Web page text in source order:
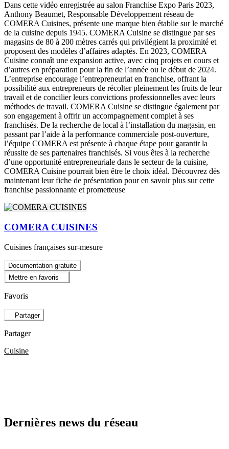
Dans cette vidéo enregistrée au salon Franchise Expo Paris 2023,
Anthony Beaumet, Responsable Développement réseau de
COMERA Cuisines, présente une marque bien établie sur le marché
de la cuisine depuis 1945. COMERA Cuisine se distingue par ses
magasins de 80 à 200 mètres carrés qui privilégient la proximité et
proposent des modèles d’affaires adaptés. En 2023, COMERA
Cuisine connaît une expansion active, avec cinq projets en cours et
d’autres en préparation pour la fin de l’année ou le début de 2024.
L’entreprise encourage l’entrepreneuriat en franchise, offrant la
possibilité aux entrepreneurs de récolter pleinement les fruits de leur
travail et de concilier leurs convictions professionnelles avec leurs
méthodes de travail. COMERA Cuisine se distingue également par
son engagement à offrir un accompagnement complet à ses
franchisés. De la recherche de local à l’installation du magasin, en
passant par l’aide à la performance commerciale post-ouverture,
l’équipe COMERA est présente à chaque étape pour garantir la
réussite de ses partenaires franchisés. Si vous êtes à la recherche
d’une opportunité entrepreneuriale dans le secteur de la cuisine,
COMERA Cuisine pourrait bien être le choix idéal. Découvrez dès
maintenant leur fiche de présentation pour en savoir plus sur cette
franchise passionnante et prometteuse
COMERA CUISINES
Cuisines françaises sur-mesure
Documentation gratuite
Mettre en favoris
Favoris
Partager
Partager
Cuisine
Dernières news du réseau